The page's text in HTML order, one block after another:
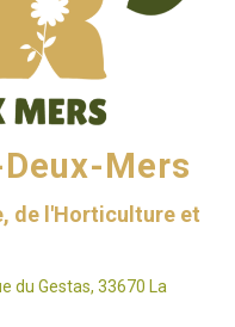
Mers
de l'Horticulture et
du Gestas, 33670 La